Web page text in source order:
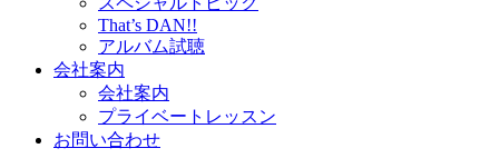
That’s DAN!!
アルバム試聴
会社案内
会社案内
プライベートレッスン
お問い合わせ